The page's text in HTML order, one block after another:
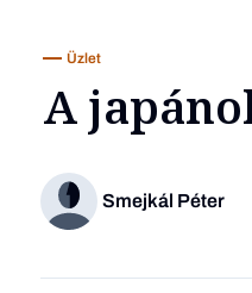
Üzlet
A
Smejkál Péter